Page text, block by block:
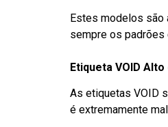
Estes modelos são
sempre os padrões
Etiqueta VOID
As etiquetas VOID
é extremamente